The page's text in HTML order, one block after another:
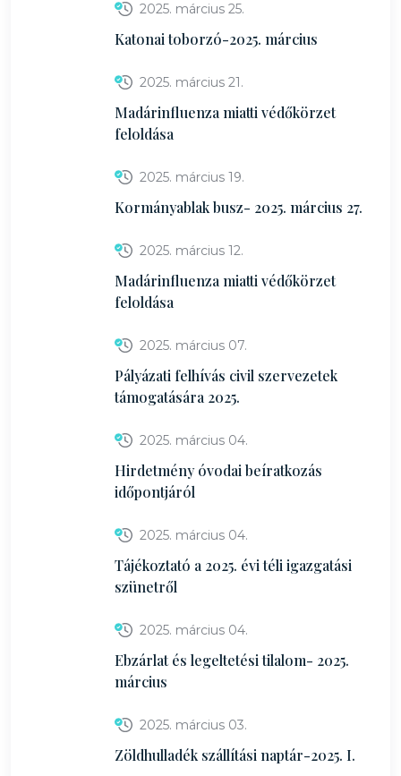
2025. március 25.
Katonai toborzó-2025. március
2025. március 21.
Madárinfluenza miatti védőkörzet
feloldása
2025. március 19.
Kormányablak busz- 2025. március 27.
2025. március 12.
Madárinfluenza miatti védőkörzet
feloldása
2025. március 07.
Pályázati felhívás civil szervezetek
támogatására 2025.
2025. március 04.
Hirdetmény óvodai beíratkozás
időpontjáról
2025. március 04.
Tájékoztató a 2025. évi téli igazgatási
szünetről
2025. március 04.
Ebzárlat és legeltetési tilalom- 2025.
március
2025. március 03.
Zöldhulladék szállítási naptár-2025. I.